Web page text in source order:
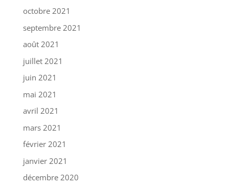
octobre 2021
septembre 2021
août 2021
juillet 2021
juin 2021
mai 2021
avril 2021
mars 2021
février 2021
janvier 2021
décembre 2020